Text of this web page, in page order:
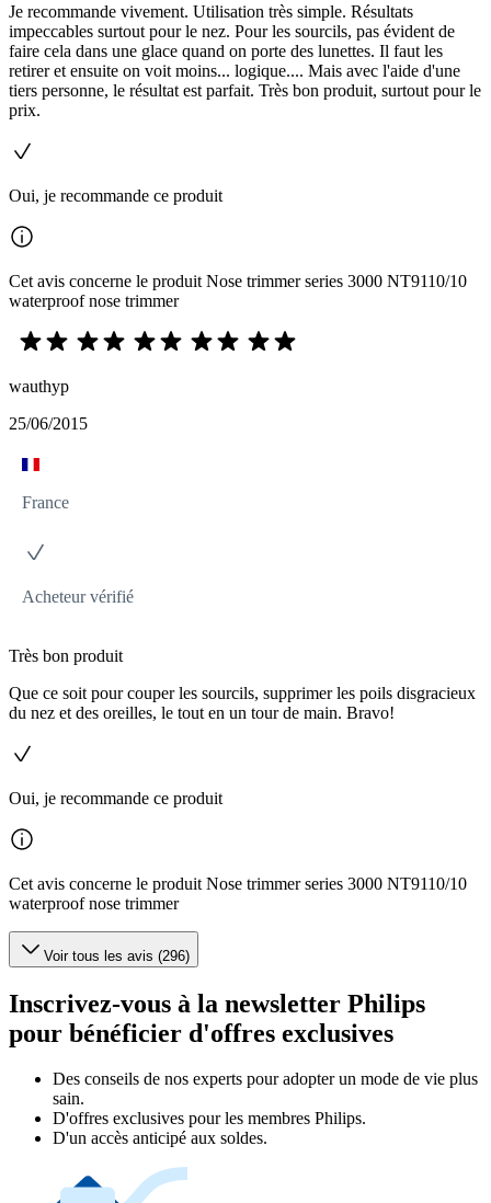
Je recommande vivement. Utilisation très simple. Résultats
impeccables surtout pour le nez. Pour les sourcils, pas évident de
faire cela dans une glace quand on porte des lunettes. Il faut les
retirer et ensuite on voit moins... logique.... Mais avec l'aide d'une
tiers personne, le résultat est parfait. Très bon produit, surtout pour le
prix.
Oui, je recommande ce produit
Cet avis concerne le produit Nose trimmer series 3000 NT9110/10
waterproof nose trimmer
wauthyp
25/06/2015
France
Acheteur vérifié
Très bon produit
Que ce soit pour couper les sourcils, supprimer les poils disgracieux
du nez et des oreilles, le tout en un tour de main. Bravo!
Oui, je recommande ce produit
Cet avis concerne le produit Nose trimmer series 3000 NT9110/10
waterproof nose trimmer
Voir tous les avis (296)
Inscrivez-vous à la newsletter Philips
pour bénéficier d'offres exclusives
Des conseils de nos experts pour adopter un mode de vie plus
sain.
D'offres exclusives pour les membres Philips.
D'un accès anticipé aux soldes.